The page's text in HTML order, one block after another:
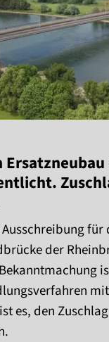
für
der
mit
es, den